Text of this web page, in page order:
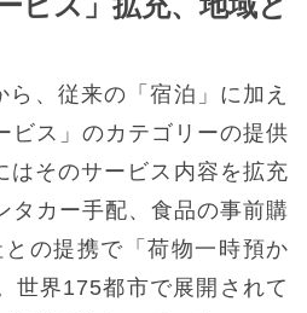
、従来の「宿泊」に加え
ビス」のカテゴリーの提供
はそのサービス内容を拡充
タカー手配、食品の事前購
の提携で「荷物一時預か
世界175都市で展開されて